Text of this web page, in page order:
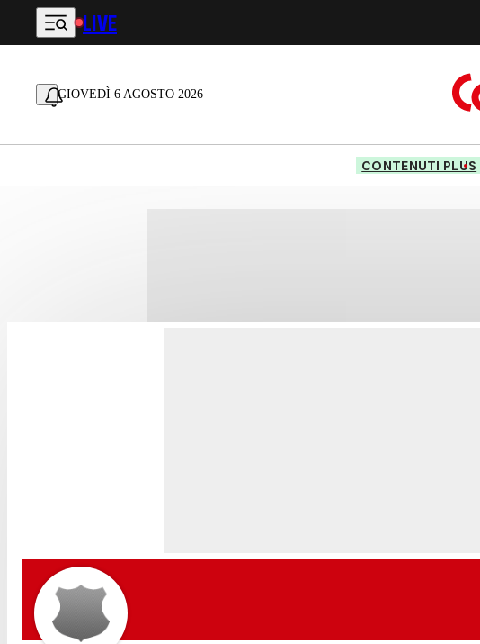
Vai al contenuto principale
LIVE
GIOVEDÌ 6 AGOSTO 2026
CONTENUTI PLUS